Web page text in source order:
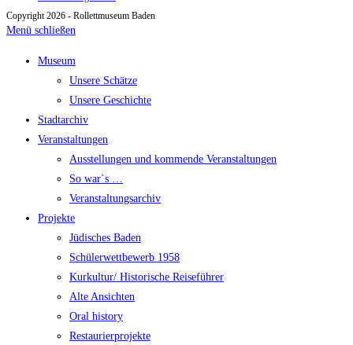
Copyright 2026 - Rollettmuseum Baden
Menü schließen
Museum
Unsere Schätze
Unsere Geschichte
Stadtarchiv
Veranstaltungen
Ausstellungen und kommende Veranstaltungen
So war`s …
Veranstaltungsarchiv
Projekte
Jüdisches Baden
Schülerwettbewerb 1958
Kurkultur/ Historische Reiseführer
Alte Ansichten
Oral history
Restaurierprojekte